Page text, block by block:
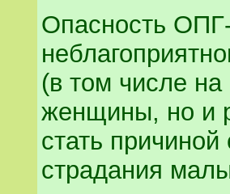
Опасность ОПГ-
(в том числе
женщины, но и
стать причиной
страдания